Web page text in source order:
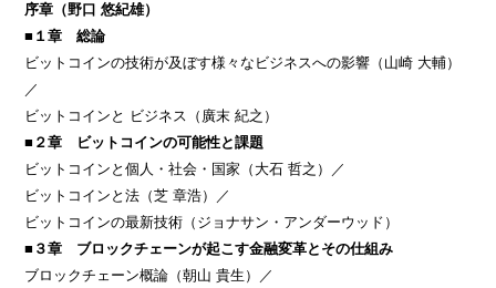
序章（野口 悠紀雄）
■１章 総論
ビットコインの技術が及ぼす様々なビジネスへの影響（山崎 大輔）
／
ビットコインと ビジネス（廣末 紀之）
■２章 ビットコインの可能性と課題
ビットコインと個人・社会・国家（大石 哲之）／
ビットコインと法（芝 章浩）／
ビットコインの最新技術（ジョナサン・アンダーウッド）
■３章 ブロックチェーンが起こす金融変革とその仕組み
ブロックチェーン概論（朝山 貴生）／